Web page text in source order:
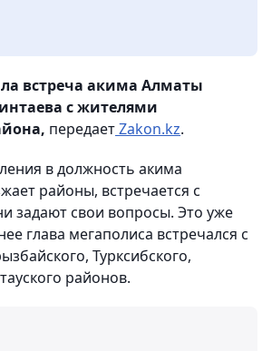
встреча акима Алматы
с жителями
передаетZakon.kz.
в должность акима
районы, встречается с
задают свои вопросы. Это уже
глава мегаполиса встречался с
Турксибского,
районов.